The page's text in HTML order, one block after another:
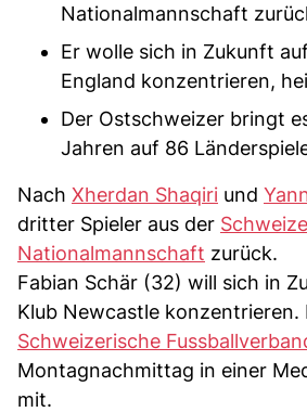
Nationalmannschaft
Er wolle sich in Zukunft
England konzentrieren,
Der Ostschweizer bringt
Jahren auf 86
Nach Xherdan Shaqiri und
dritter Spieler aus der
Nationalmannschaft zurück.
Fabian Schär (32) will sich in
Klub Newcastle konzentrieren.
Schweizerische
Montagnachmittag in einer
mit.